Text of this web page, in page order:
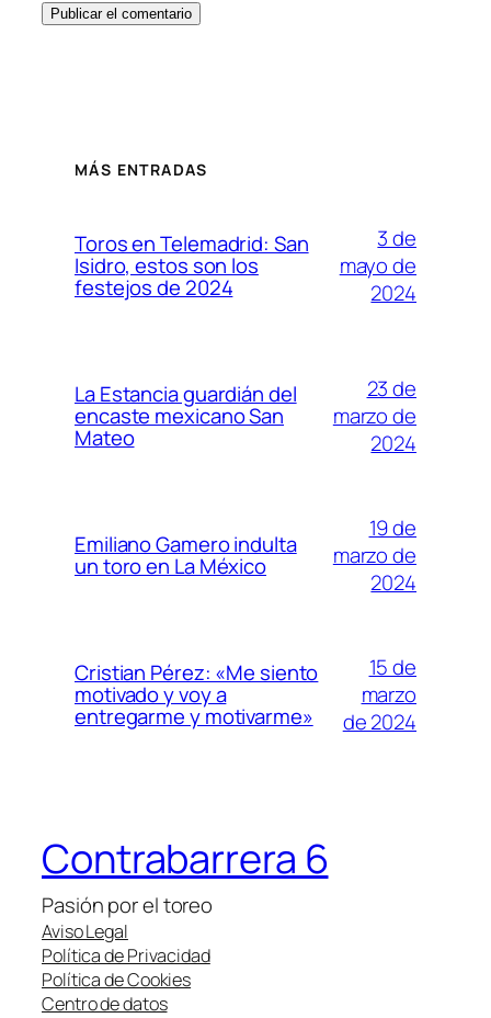
MÁS ENTRADAS
Toros en Telemadrid: San
Isidro, estos son los
festejos de 2024
3 de
mayo de
2024
La Estancia guardián del
encaste mexicano San
Mateo
23 de
marzo de
2024
Emiliano Gamero indulta
un toro en La México
19 de
marzo de
2024
Cristian Pérez: «Me siento
motivado y voy a
entregarme y motivarme»
15 de
marzo
de 2024
Contrabarrera 6
Pasión por el toreo
Aviso Legal
Política de Privacidad
Política de Cookies
Centro de datos